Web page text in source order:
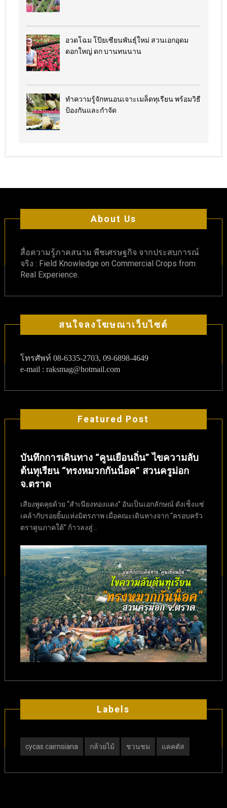
อวดโฉม โป๊ยเซียนพันธุ์ใหม่ สวนเอกอุดม
ดอกใหญ่ ดก บานทนนาน
ทำความรู้จักหนอนเจาะเมล็ดทุเรียน พร้อมวิธี
ป้องกันและกำจัด
About Us
สื่อความรู้ภาคสนาม พืชเศรษฐกิจ จากประสบการณ์
จริง : Field Knowledge on Commercial Crops from
Real Experience.
สนใจลงโฆษณาเว็บไซต์
โทรศัพท์ 08-6335-2703, 09-6898-4649
e-mail : raksmag@hotmail.com
Featured Post
บันทึกการเดินทาง “คูนเยือนถิ่น” ไขความลับ
ต้นทุเรียน “ทรงหมวกกันน็อค” สวนครูม่อก
จ.ตราด
เสียงพูดคุยด้วย “สำเนียงทองแดง” อันเป็นเอกลักษณ์ ดังเซ็งแซ่
เคล้ากับรอยยิ้มแห่งมิตรภาพ เมื่อคณะเดินทางจาก “ครอบครัว
ตราคูนภาคใต้” ก้าวลงสู่...
Labels
cycas cairnsiana กล้วยไม้ ชวนชม แคคตัส